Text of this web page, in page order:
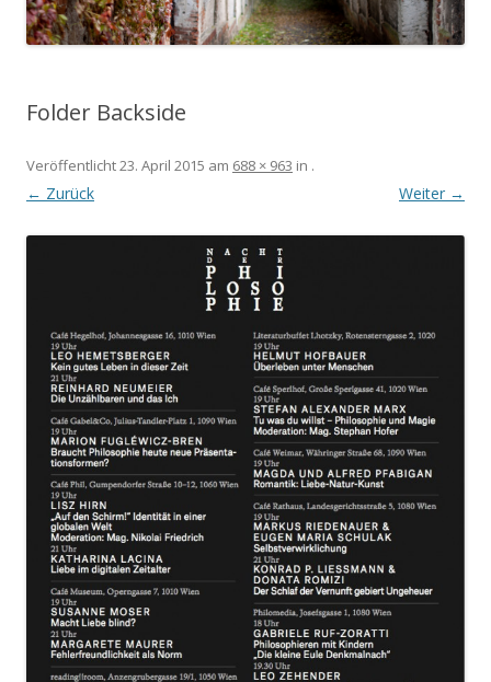
Folder Backside
Veröffentlicht23. April 2015 am 688 × 963 in .
← Zurück Weiter →